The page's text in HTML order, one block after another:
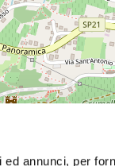
annunci, per